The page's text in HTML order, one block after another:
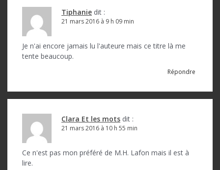
l
Tiphanie dit :
21 mars 2016 à 9 h 09 min
Je n'ai encore jamais lu l'auteure mais ce titre là me
tente beaucoup.
Répondre
Clara Et les mots dit :
21 mars 2016 à 10 h 55 min
Ce n'est pas mon préféré de M.H. Lafon mais il est à
lire.